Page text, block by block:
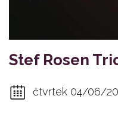
Stef Rosen
čtvrtek 04/06/